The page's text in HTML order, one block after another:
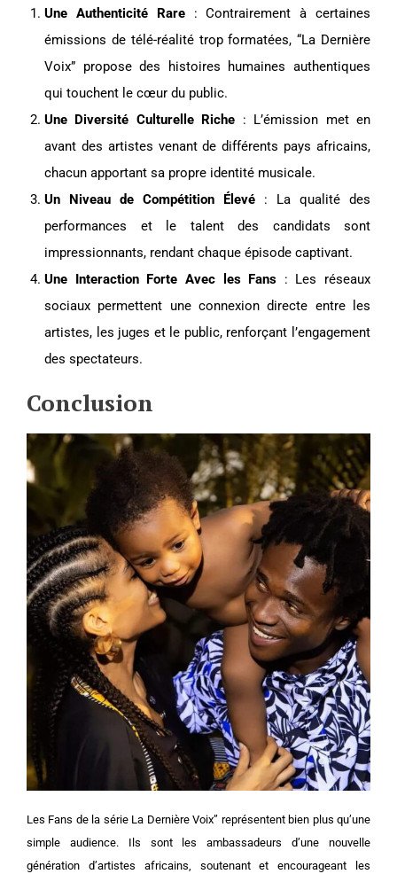
Une Authenticité Rare: Contrairement à certaines
émissions de télé-réalité trop formatées, “La Dernière
Voix” propose des histoires humaines authentiques
qui touchent le cœur du public.
Une Diversité Culturelle Riche : L’émission met en
avant des artistes venant de différents pays africains,
chacun apportant sa propre identité musicale.
Un Niveau de Compétition Élevé : La qualité des
performances et le talent des candidats sont
impressionnants, rendant chaque épisode captivant.
Une Interaction Forte Avec les Fans : Les réseaux
sociaux permettent une connexion directe entre les
artistes, les juges et le public, renforçant l’engagement
des spectateurs.
Conclusion
Les Fans de la série La Dernière Voix” représentent bien plus qu’une
simple audience. Ils sont les ambassadeurs d’une nouvelle
génération d’artistes africains, soutenant et encourageant les